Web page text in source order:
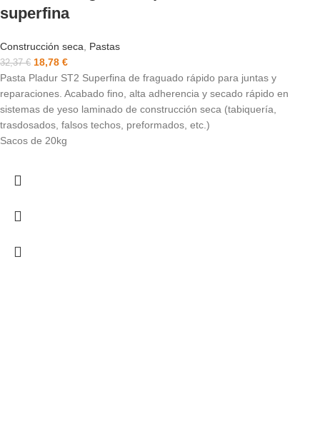
superfina
Construcción seca, Pastas
32,37€ 18,78 €
Pasta Pladur ST2 Superfina de fraguado rápido para juntas y
reparaciones. Acabado fino, alta adherencia y secado rápido en
sistemas de yeso laminado de construcción seca (tabiquería,
trasdosados, falsos techos, preformados, etc.)
Sacos de 20kg